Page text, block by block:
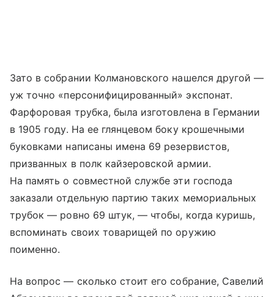
Зато в собрании Колмановского нашелся другой —
уж точно «персонифицированный» экспонат.
Фарфоровая трубка, была изготовлена в Германии
в 1905 году. На ее глянцевом боку крошечными
буковками написаны имена 69 резервистов,
призванных в полк кайзеровской армии.
На память о совместной службе эти господа
заказали отдельную партию таких мемориальных
трубок — ровно 69 штук, — чтобы, когда куришь,
вспоминать своих товарищей по оружию
поименно.
На вопрос — сколько стоит его собрание, Савелий